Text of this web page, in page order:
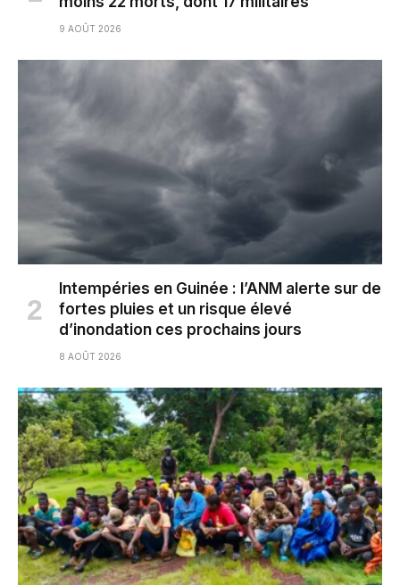
9 AOÛT 2026
Intempéries en Guinée : l’ANM alerte sur de
fortes pluies et un risque élevé
d’inondation ces prochains jours
8 AOÛT 2026